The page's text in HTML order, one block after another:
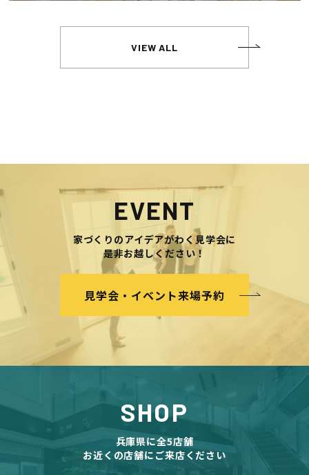
VIEW ALL
EVENT
家づくりのアイデアがわく見学会に
是非お越しください！
見学会・イベント来場予約
SHOP
兵庫県に全5店舗
お近くの店舗にご来店ください